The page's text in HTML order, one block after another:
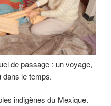
de passage : un voyage,
dans le temps.
indigènes du Mexique.